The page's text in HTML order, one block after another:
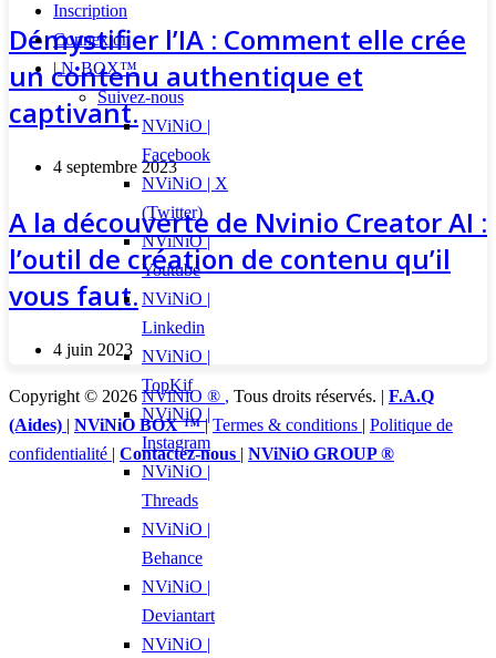
Démystifier l’IA : Comment elle crée
un contenu authentique et
captivant.
4 septembre 2023
A la découverte de Nvinio Creator AI :
l’outil de création de contenu qu’il
vous faut.
4 juin 2023
Copyright © 2026 NViNiO ® , Tous droits réservés. | F.A.Q
(Aides) | NViNiO BOX ™|Termes & conditions | Politique de
confidentialité | Contactez-nous | NViNiO GROUP ®
Inscription
Connexion
| N•BOX™
Suivez-nous
NViNiO |
Facebook
NViNiO | X
(Twitter)
NViNiO |
Youtube
NViNiO |
Linkedin
NViNiO |
TopKif
NViNiO |
Instagram
NViNiO |
Threads
NViNiO |
Behance
NViNiO |
Deviantart
NViNiO |